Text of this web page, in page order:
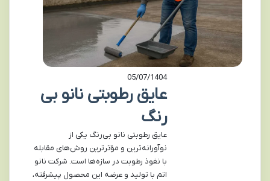
05/07/1404
عایق رطوبتی نانو بی
رنگ
عایق رطوبتی نانو بی‌رنگ یکی از
نوآورانه‌ترین و مؤثرترین روش‌های مقابله
با نفوذ رطوبت در سازه‌ها است. شرکت نانو
اتم با تولید و عرضه این محصول پیشرفته،